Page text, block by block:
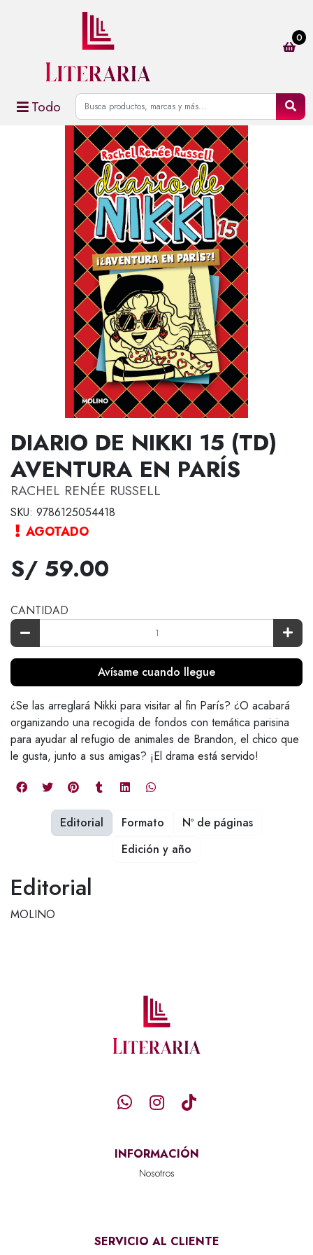
Todo
0
DIARIO DE NIKKI 15 (TD)
AVENTURA EN PARÍS
RACHEL RENÉE RUSSELL
SKU: 9786125054418
AGOTADO
S/ 59.00
CANTIDAD
Avísame cuando llegue
¿Se las arreglará Nikki para visitar al fin París? ¿O acabará
organizando una recogida de fondos con temática parisina
para ayudar al refugio de animales de Brandon, el chico que
le gusta, junto a sus amigas? ¡El drama está servido!
Editorial
MOLINO
Editorial Formato
Nº de páginas
Edición y año
INFORMACIÓN
Nosotros
SERVICIO AL CLIENTE